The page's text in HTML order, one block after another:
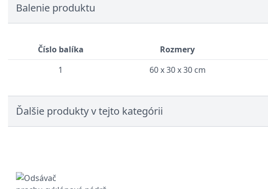
Balenie produktu
Číslo balíka Rozmery
1
60 x 30 x 30 cm
Ďalšie produkty v tejto kategórii